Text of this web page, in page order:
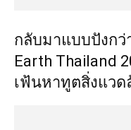
กลับมาแบบปังกว่
Earth Thailand
เฟ้นหาทูตสิ่งแวด